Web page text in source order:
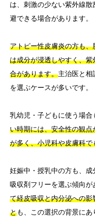
は、刺激の少ない紫外線
避できる場合があります。
アトピー性皮膚炎の方も
は成分が浸透しやすく、
合があります。主治医と相
を選ぶケースが多いです。
乳幼児・子どもに使う場合
い時期には、安全性の観
が多く、小児科や皮膚科
妊娠中・授乳中の方も、
吸収剤フリーを選ぶ傾向が
て経皮吸収と内分泌への
とも、この選択の背景に